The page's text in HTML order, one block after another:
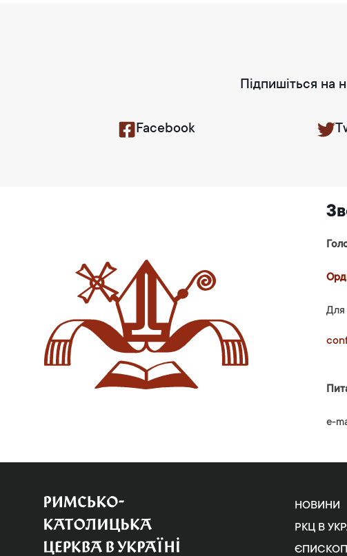
Підпишіться на
Facebook
Для
e-
НОВИНИ
РКЦ В